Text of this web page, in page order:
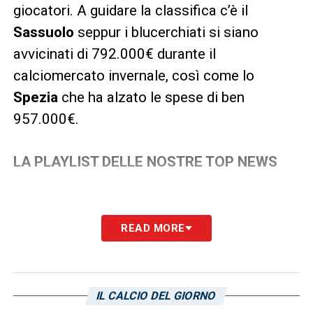
giocatori. A guidare la classifica c’è il
Sassuolo seppur i blucerchiati si siano
avvicinati di 792.000€ durante il
calciomercato invernale, così come lo
Spezia che ha alzato le spese di ben
957.000€.
LA PLAYLIST DELLE NOSTRE TOP NEWS
READ MORE
IL CALCIO DEL GIORNO